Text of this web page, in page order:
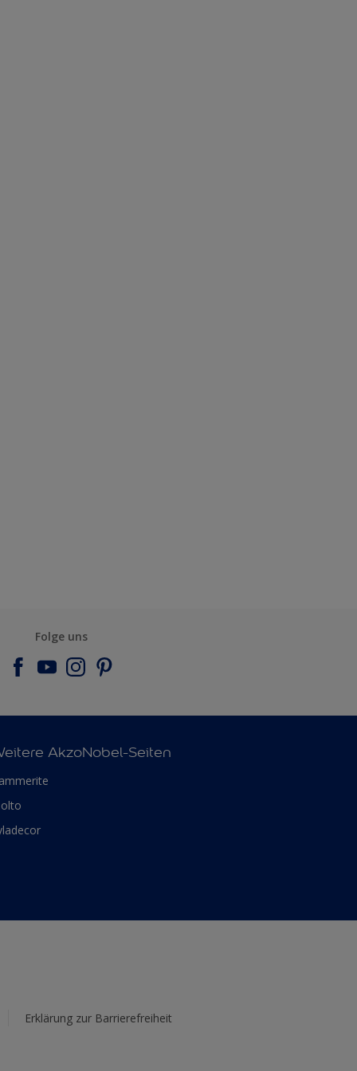
Folge uns
AkzoNobel-Seiten
Erklärung zur Barrierefreiheit